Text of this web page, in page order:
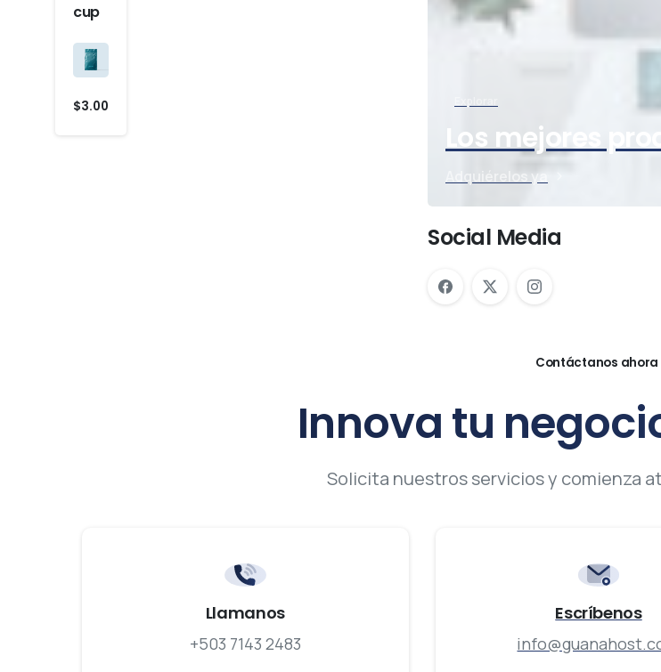
cup
$3.00
Los mejores
Adquiérelos ya
Social Media
Contáctanos ahora
Innovatu
Solicita nuestros servicios y comienza
Llamanos
+503 7143 2483
Escríbenos